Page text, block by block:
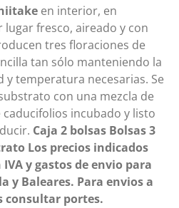
36,00€
à
64,00€
en interior, en
lugar fresco, aireado y con
tres floraciones de
tan sólo manteniendo la
y temperatura necesarias. Se
con una mezcla de
caducifolios incubado y listo
Caja 2 bolsas Bolsas 3
Los precios indicados
y gastos de envio para
y Baleares. Para envios a
consultar portes.